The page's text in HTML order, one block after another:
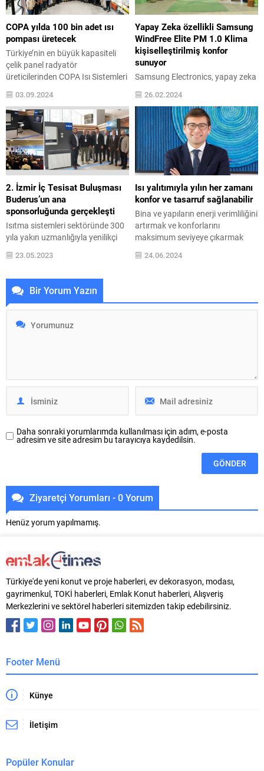
yıl 10 online, 4 atölye eğitimi
gerçekleştirilecek. Her biri
alanında uzman akademisyenler
tarafından verilecek eğitimler,...
alanlarına uygulanabilen
profesyonel ses yalıtımı çözümleri
öneriyor. Gürültü kirliliği;
konutlarda, iş yerlerinde, kamu
hizmet binalarında ve...
COPA yılda 100 bin adet ısı
pompası üretecek
Türkiye’nin en büyük kapasiteli
çelik panel radyatör
üreticilerinden COPA Isı Sistemleri
yüzde 100 Türk sermayeli
yatırımlarına bir yenisini ekledi. 20
yıldır iklimlendirme sektörünün
ihracatta lider firmalarından biri
olan COPA, 3,5 milyon euroluk
yatırım ile ısı pompası tesisi
kurdu. Bursa’da kurulan tesiste
yılda 100 bin adet ısı pompası
üretilecek. COPA, ısı pompası...
03.09.2024
Yapay Zeka özellikli Samsung
WindFree Elite PM 1.0 Klima
kişiselleştirilmiş konfor
sunuyor
Samsung Electronics, yapay zeka
destekli WindFree™ Elite PM 1.0
kliması yaşam kalitesini köklü bir
şekilde değiştiriyor. WindFree™
Elite PM 1.0, estetik tasarımının
yanı sıra, kullanıcıların konforunu
artıran hava filtreleme yetenekleri
ve enerji verimliliğiyle dikkat
çekiyor. Kullanıcı alışkanlıklarını
öğrenerek otomatik ayarlamalar
yapan yenilikçi yapay zeka
teknolojisi sayesinde, her zaman
kişiselleştirilmiş ve...
26.02.2024
2. İzmir İç Tesisat Buluşması
Buderus’un ana
sponsorluğunda gerçekleşti
Isıtma sistemleri sektöründe 300
yıla yakın uzmanlığıyla yenilikçi
çözümler sunan Buderus, 2. İzmir
İç Tesisat Buluşması’na ana
sektör paydaşlarıyla bir araya
gelme ve en yeni ürünlerini
tanıtma fırsatı buldu. Buderus,
tesisat firmaları, mekanik tasarım
ve uygulama firmaları, proje
23.05.2023
Isı yalıtımıyla yılın her zamanı
konfor ve tasarruf sağlanabilir
Bina ve yapıların enerji verimliliğini
artırmak ve konforlarını
maksimum seviyeye çıkarmak
amacıyla yapılan ısı yalıtımı
sadece kış aylarında değil, aynı
24.06.2024
Bir Yorum Yazın
Daha sonraki yorumlarımda kullanılması için adım, e-posta
adresim ve site adresim bu tarayıcıya kaydedilsin.
Ziyaretçi Yorumları - 0 Yorum
Henüz yorum yapılmamış.
Türkiye'de yeni konut ve proje haberleri, ev dekorasyon, modası,
gayrimenkul, TOKİ haberleri, Emlak Konut haberleri, Alışveriş
Merkezlerini ve sektörel haberleri sitemizden takip edebilirsiniz.
Footer Menü
Künye
İletişim
Popüler Konular